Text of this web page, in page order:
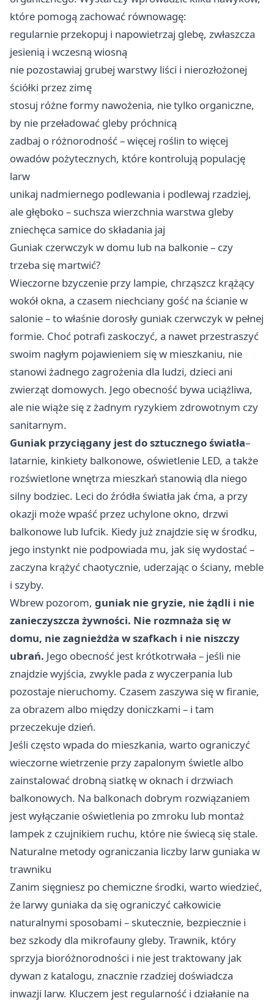
które pomogą zachować równowagę:
regularnie przekopuj i napowietrzaj glebę, zwłaszcza
jesienią i wczesną wiosną
nie pozostawiaj grubej warstwy liści i nierozłożonej
ściółki przez zimę
stosuj różne formy nawożenia, nie tylko organiczne,
by nie przeładować gleby próchnicą
zadbaj o różnorodność – więcej roślin to więcej
owadów pożytecznych, które kontrolują populację
larw
unikaj nadmiernego podlewania i podlewaj rzadziej,
ale głęboko – suchsza wierzchnia warstwa gleby
zniechęca samice do składania jaj
Guniak czerwczyk w domu lub na balkonie – czy
trzeba się martwić?
Wieczorne bzyczenie przy lampie, chrząszcz krążący
wokół okna, a czasem niechciany gość na ścianie w
salonie – to właśnie dorosły guniak czerwczyk w pełnej
formie. Choć potrafi zaskoczyć, a nawet przestraszyć
swoim nagłym pojawieniem się w mieszkaniu, nie
stanowi żadnego zagrożenia dla ludzi, dzieci ani
zwierząt domowych. Jego obecność bywa uciążliwa,
ale nie wiąże się z żadnym ryzykiem zdrowotnym czy
sanitarnym.
Guniak przyciągany jest do sztucznego światła–
latarnie, kinkiety balkonowe, oświetlenie LED, a także
rozświetlone wnętrza mieszkań stanowią dla niego
silny bodziec. Leci do źródła światła jak ćma, a przy
okazji może wpaść przez uchylone okno, drzwi
balkonowe lub lufcik. Kiedy już znajdzie się w środku,
jego instynkt nie podpowiada mu, jak się wydostać –
zaczyna krążyć chaotycznie, uderzając o ściany, meble
i szyby.
Wbrew pozorom, guniak nie gryzie, nie żądli i nie
zanieczyszcza żywności. Nie rozmnaża się w
domu, nie zagnieżdża w szafkach i nie niszczy
ubrań. Jego obecność jest krótkotrwała – jeśli nie
znajdzie wyjścia, zwykle pada z wyczerpania lub
pozostaje nieruchomy. Czasem zaszywa się w firanie,
za obrazem albo między doniczkami – i tam
przeczekuje dzień.
Jeśli często wpada do mieszkania, warto ograniczyć
wieczorne wietrzenie przy zapalonym świetle albo
zainstalować drobną siatkę w oknach i drzwiach
balkonowych. Na balkonach dobrym rozwiązaniem
jest wyłączanie oświetlenia po zmroku lub montaż
lampek z czujnikiem ruchu, które nie świecą się stale.
Naturalne metody ograniczania liczby larw guniaka w
trawniku
Zanim sięgniesz po chemiczne środki, warto wiedzieć,
że larwy guniaka da się ograniczyć całkowicie
naturalnymi sposobami – skutecznie, bezpiecznie i
bez szkody dla mikrofauny gleby. Trawnik, który
sprzyja bioróżnorodności i nie jest traktowany jak
dywan z katalogu, znacznie rzadziej doświadcza
inwazji larw. Kluczem jest regularność i działanie na